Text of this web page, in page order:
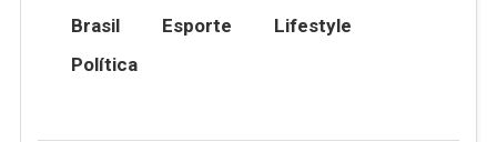
Brasil
Esporte
Lifestyle
Política